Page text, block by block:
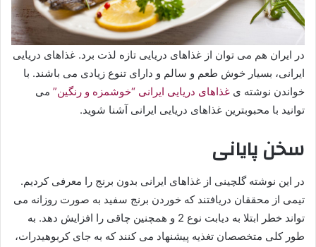
در ایران هم می توان از غذاهای دریایی تازه لذت برد. غذاهای دریایی
ایرانی، بسیار خوش طعم و سالم و دارای تنوع زیادی می باشند. با
خواندن نوشته ی غذاهای دریایی ایرانی “خوشمزه و رنگین” می
توانید با محبوبترین غذاهای دریایی ایرانی آشنا شوید.
سخن پایانی
در این نوشته گلچینی از غذاهای ایرانی بدون برنج را معرفی کردیم.
تیمی از محققان دریافتند که خوردن برنج سفید به صورت روزانه می
تواند خطر ابتلا به دیابت نوع 2 و همچنین چاقی را افزایش دهد. به
طور کلی متخصصان تغذیه پیشنهاد می کنند که به جای کربوهیدرات،